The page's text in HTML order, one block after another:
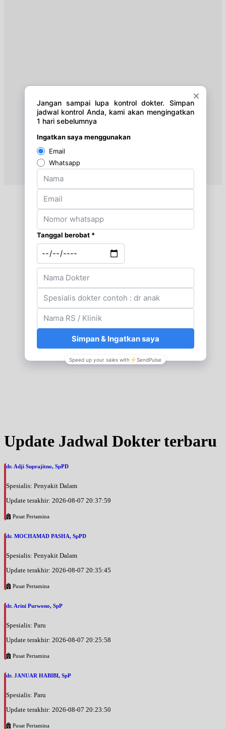
Update Jadwal Dokter terbaru
dr. Adji Suprajitno, SpPD
Spesialis: Penyakit Dalam
Update terakhir: 2026-08-07 20:37:59
Pusat Pertamina
dr. MOCHAMAD PASHA, SpPD
Spesialis: Penyakit Dalam
Update terakhir: 2026-08-07 20:35:45
Pusat Pertamina
dr. Arini Purwono, SpP
Spesialis: Paru
Update terakhir: 2026-08-07 20:25:58
Pusat Pertamina
dr. JANUAR HABIBI, SpP
Spesialis: Paru
Update terakhir: 2026-08-07 20:23:50
Pusat Pertamina